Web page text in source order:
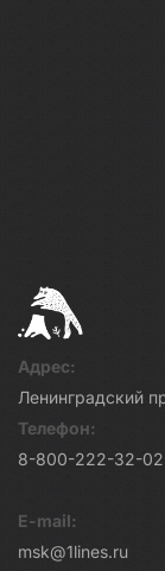
Адрес:
Ленинградский
Телефон:
8-800-222-32-02
E-mail:
msk@1lines.ru